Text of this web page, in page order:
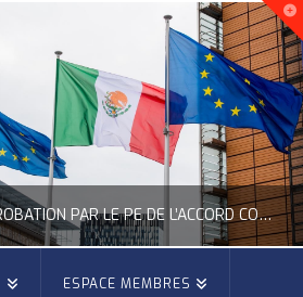
APPROBATION PAR LE PE DE L’ACCORD COMMERCIAL ENTRE L’UE ET LE MEXIQUE
ESPACE MEMBRES